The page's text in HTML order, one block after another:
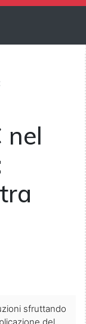
nel
sfruttando